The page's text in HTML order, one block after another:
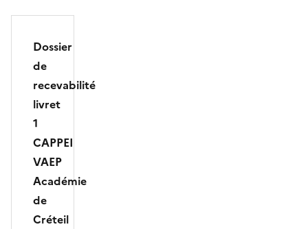
Dossier
de
recevabilité
livret
1
CAPPEI
VAEP
Académie
de
Créteil